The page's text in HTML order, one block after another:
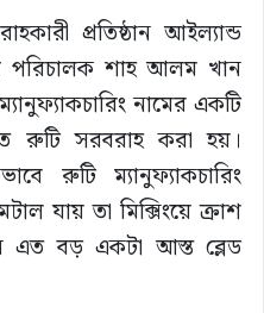
প্রতিষ্ঠান আইল্যান্ড
পরিচালক শাহ আলম খান
নামের একটি
রুটি সরবরাহ করা হয়।
রুটি ম্যানুফ্যাকচারিং
যায় তা মিক্সিংয়ে ক্রাশ
এত বড় একটা আস্ত ব্লেড